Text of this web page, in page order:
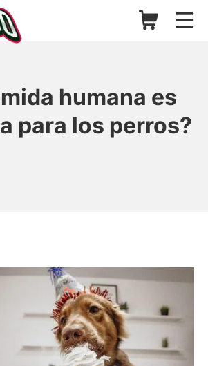
Carrito de
humana es
para los perros?